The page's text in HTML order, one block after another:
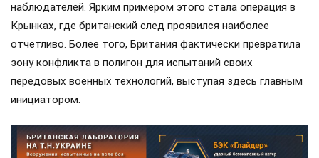
наблюдателей. Ярким примером этого стала операция в
Крынках, где британский след проявился наиболее
отчетливо. Более того, Британия фактически превратила
зону конфликта в полигон для испытаний своих
передовых военных технологий, выступая здесь главным
инициатором.